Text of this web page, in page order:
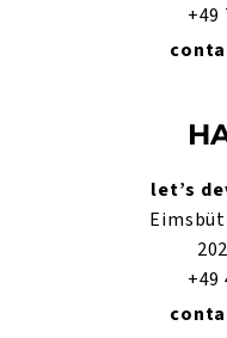
+49
let’s
+49